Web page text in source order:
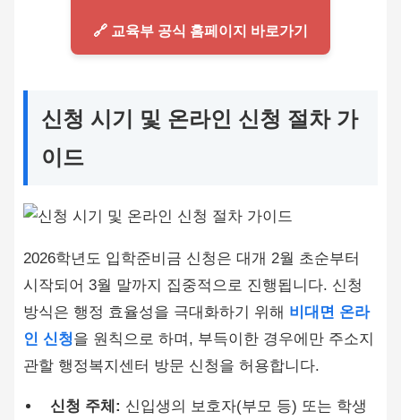
🔗 교육부 공식 홈페이지 바로가기
신청 시기 및 온라인 신청 절차 가
이드
2026학년도 입학준비금 신청은 대개 2월 초순부터
시작되어 3월 말까지 집중적으로 진행됩니다. 신청
방식은 행정 효율성을 극대화하기 위해 비대면 온라
인 신청을 원칙으로 하며, 부득이한 경우에만 주소지
관할 행정복지센터 방문 신청을 허용합니다.
신청 주체: 신입생의 보호자(부모 등) 또는 학생